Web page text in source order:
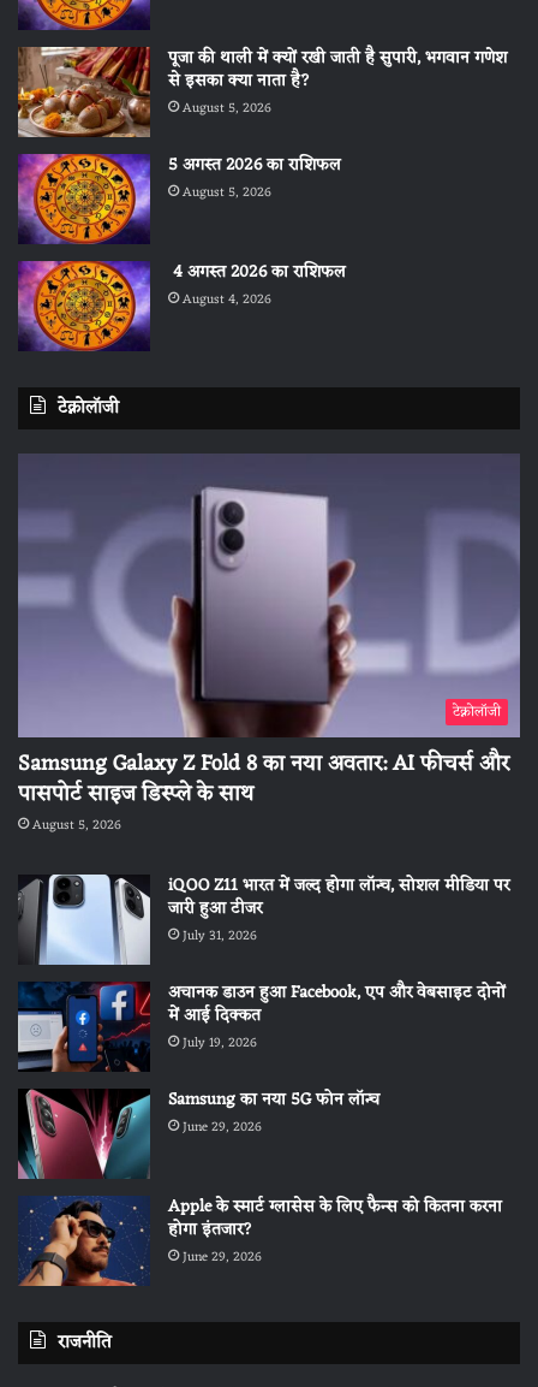
पूजा की थाली में क्यों रखी जाती है सुपारी, भगवान गणेश
से इसका क्या नाता है?
August 5, 2026
5 अगस्त 2026 का राशिफल
August 5, 2026
4 अगस्त 2026 का राशिफल
August 4, 2026
टेक्नोलॉजी
टेक्नोलॉजी
Samsung Galaxy Z Fold 8 का नया अवतार: AI फीचर्स और
पासपोर्ट साइज डिस्प्ले के साथ
August 5, 2026
iQOO Z11 भारत में जल्द होगा लॉन्च, सोशल मीडिया पर
जारी हुआ टीजर
July 31, 2026
अचानक डाउन हुआ Facebook, एप और वेबसाइट दोनों
में आई दिक्कत
July 19, 2026
Samsung का नया 5G फोन लॉन्च
June 29, 2026
Apple के स्मार्ट ग्लासेस के लिए फैन्स को कितना करना
होगा इंतजार?
June 29, 2026
राजनीति